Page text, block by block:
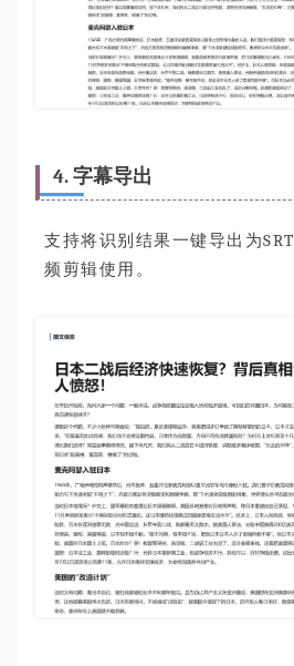
4. 字幕导出
支持将识别结果一键导出为SRT
频剪辑使用。